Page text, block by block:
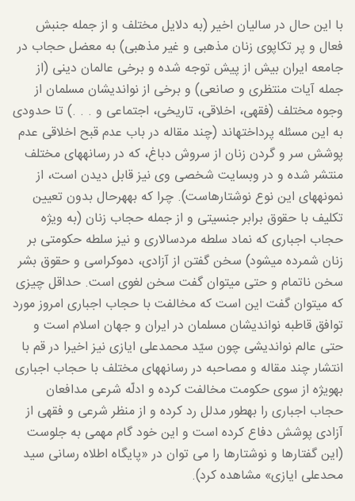
با این حال در سالیان اخیر (به دلایل مختلف و از جمله جنبش
فعال و پر تکاپوی زنان مذهبی و غیر مذهبی) به معضل حجاب در
جامعه ایران بیش از پیش توجه شده و برخی عالمان دینی (از
جمله آیات منتظری و صانعی) و برخی از نواندیشان مسلمان از
وجوه مختلف (فقهی، اخلاقی، تاریخی، اجتماعی و . . .) تا حدودی
به این مسئله پرداخته­اند (چند مقاله در باب عدم قبح اخلاقی عدم
پوشش سر و گردن زنان از سروش دباغ، که در رسانه­های مختلف
منتشر شده و در وبسایت شخصی وی نیز قابل دیدن است، از
نمونه­های این نوع نوشتارهاست). چرا که به­هرحال بدون تعیین
تکلیف با حقوق برابر جنسیتی و از جمله حجاب زنان (به ویژه
حجاب اجباری که نماد سلطه مردسالاری و نیز سلطه حکومتی بر
زنان شمرده می­شود) سخن گفتن از آزادی، دموکراسی و حقوق بشر
سخن ناتمام و حتی می­توان گفت سخن لغوی است. حداقل چیزی
که می­توان گفت این است که مخالفت با حجاب اجباری امروز مورد
توافق قاطبه نواندیشان مسلمان در ایران و جهان اسلام است و
حتی عالم نواندیشی چون سیّد محمدعلی ایازی نیز اخیرا در قم با
انتشار چند مقاله و مصاحبه در رسانه­های مختلف با حجاب اجباری
به­ويژه از سوی حکومت مخالفت کرده و ادلّه شرعی مدافعان
حجاب اجباری را به­طور مدلل رد کرده و از منظر شرعی و فقهی از
آزادی پوشش دفاع کرده است و این خود گام مهمی به جلوست
(این گفتارها و نوشتارها را می توان در «پایگاه اطلاه رسانی سید
محدعلی ایازی» مشاهده کرد).